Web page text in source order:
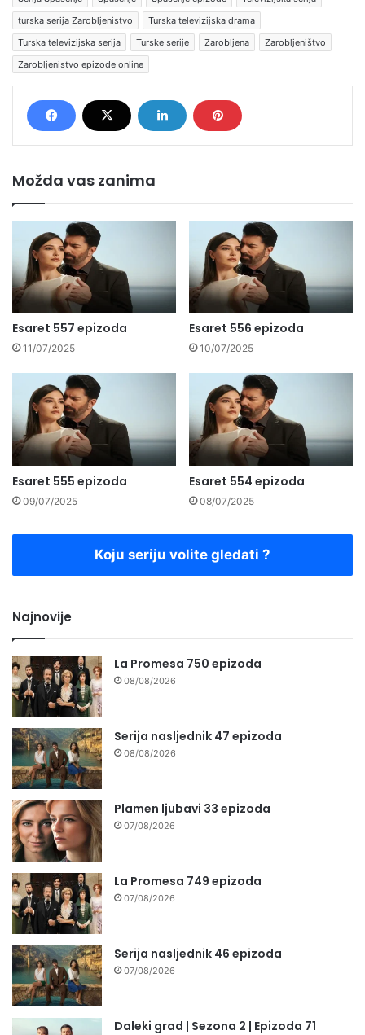
turska serija Zarobljenistvo
Turska televizijska drama
Turska televizijska serija
Turske serije Zarobljena
Zarobljeništvo
Zarobljenistvo epizode online
Možda vas zanima
Esaret 557 epizoda
11/07/2025
Esaret 556 epizoda
10/07/2025
Esaret 555 epizoda
09/07/2025
Esaret 554 epizoda
08/07/2025
Koju seriju volite gledati ?
Najnovije
La Promesa 750 epizoda
08/08/2026
Serija nasljednik 47 epizoda
08/08/2026
Plamen ljubavi 33 epizoda
07/08/2026
La Promesa 749 epizoda
07/08/2026
Serija nasljednik 46 epizoda
07/08/2026
Daleki grad | Sezona 2 | Epizoda 71